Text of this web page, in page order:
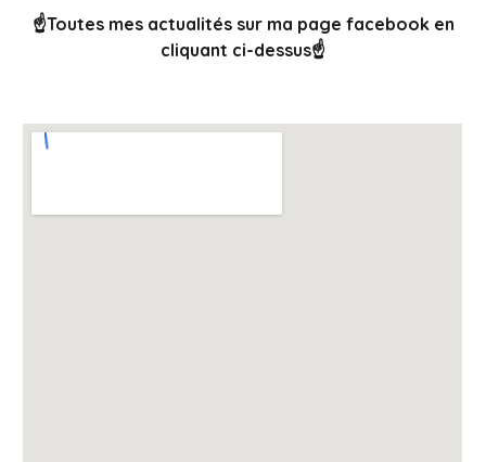
☝️Toutes mes actualités sur ma page facebook en
cliquant ci-dessus☝️